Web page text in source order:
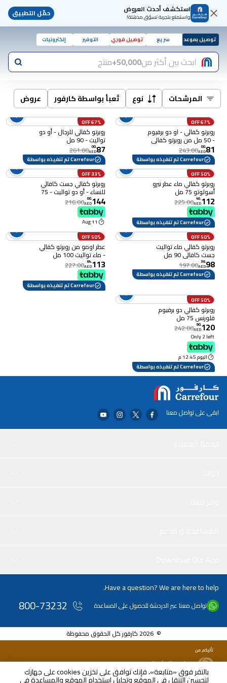
بالنقر فوق «متابعة»، فإنك توافق على تخزين cookies على جهازك
لتحسين التنقل في الموقع وتحليل استخدام الموقع والمساعدة في
استكشف أحدث العروض
واستمتع بتجربة تسوّق مذهلة! حمّل التطبيق
توصيل بموعد سريع توصيل فوري التوفير إلكترونيات
ابحث بين أكثر من50,000+ منتج
المرشحات نوع تُعبأ بواسطة كارفور عروض
67% OFF
روبرتو كفالي - او دو برفيوم
- 50 مل من روبرتو كفالي
للنساء
81
.
00
AED
243.00
Carrefour تم تنفيذه بواسطة
67% OFF
روبرتو كفالي للرجال - أو دو
تواليت - 90 مل
87
.
00
AED
261.00
Carrefour تم تنفيذه بواسطة
50% OFF
روبرتو كفالي ماء عطر نيرو
أسولوتو 75 مل
112
.
45
AED
225.00
Carrefour تم تنفيذه بواسطة
33% OFF
روبرتو كفالي جست كافالي
للنساء - أو دو تواليت - 75
مل
144
.
00
AED
216.00
11 Aug
50% OFF
روبرتو كفالي ماء تواليت
جست كافالي 90 مل
98
.
36
AED
197.00
Carrefour تم تنفيذه بواسطة
50% OFF
عطر اومو من روبرتو كفالي
- ماء تواليت 100 مل
113
.
64
AED
227.00
Carrefour تم تنفيذه بواسطة
50% OFF
روبرتو كفالي دو برفيوم
فلورنس 75 مل
120
.
90
AED
242.00
Only 2 left
اليوم 12:45 م
Carrefour تم تنفيذه بواسطة
ابقى على تواصل معنا
Have a question? We are here to help.
تواصل معنا عبر الدردشة للحصول على المساعدة 800-73232
© 2026 كارفور كل الحقوق محفوظة